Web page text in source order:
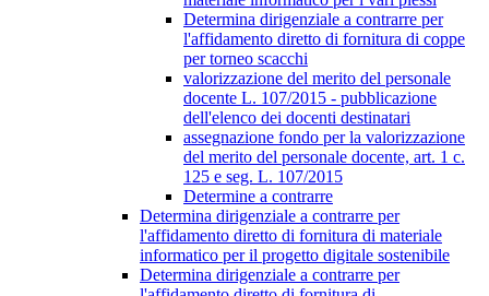
Determina dirigenziale a contrarre per
l'affidamento diretto di fornitura di coppe
per torneo scacchi
valorizzazione del merito del personale
docente L. 107/2015 - pubblicazione
dell'elenco dei docenti destinatari
assegnazione fondo per la valorizzazione
del merito del personale docente, art. 1 c.
125 e seg. L. 107/2015
Determine a contrarre
Determina dirigenziale a contrarre per
l'affidamento diretto di fornitura di materiale
informatico per il progetto digitale sostenibile
Determina dirigenziale a contrarre per